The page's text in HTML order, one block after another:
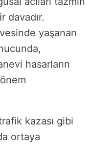
davadır.
yaşanan
hasarların
kazası gibi
ortaya